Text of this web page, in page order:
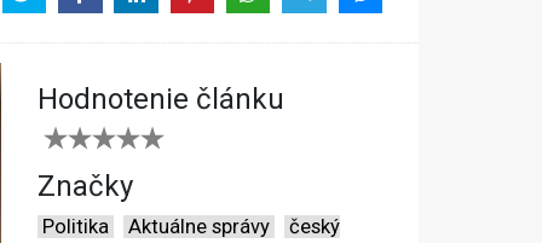
Hodnotenie článku
Značky
Politika Aktuálne správy
český